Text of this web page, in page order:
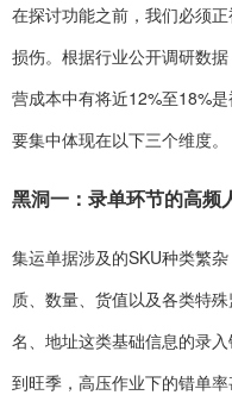
在探讨功能之前，我们必须
损伤。根据行业公开调研数
营成本中有将近12%至18%
要集中体现在以下三个维度。
黑洞一：录单环节的高频
集运单据涉及的SKU种类繁
质、数量、货值以及各类特
名、地址这类基础信息的录
到旺季，高压作业下的错单